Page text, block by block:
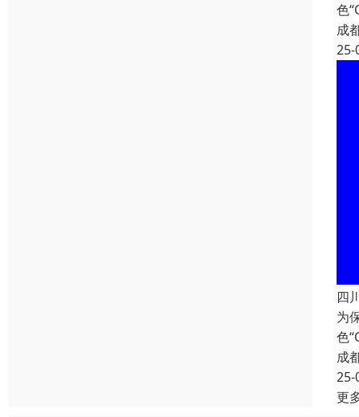
色
成
25-
四
为
色
成
25-
更